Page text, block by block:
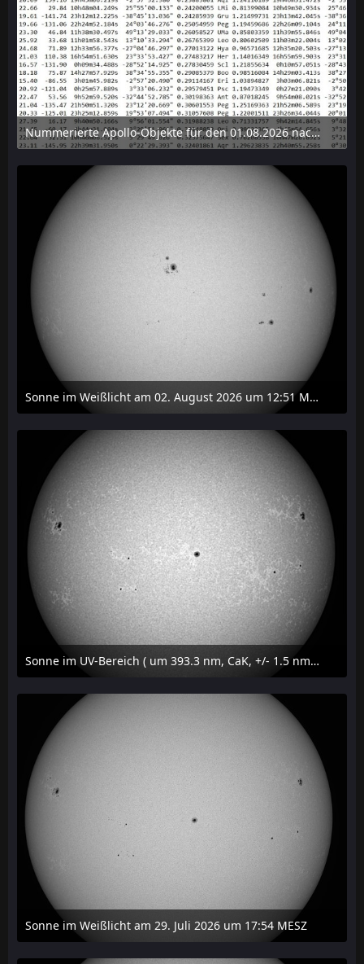
Nummerierte Apollo-Objekte für den 01.08.2026 nach Erdabstand sortiert, nur die ersten der 1910 Objekte angezeigt
6. August 2026 um 15:14
Sonne im Weißlicht am 02. August 2026 um 12:51 MESZ
2. August 2026 um 16:37
Sonne im UV-Bereich ( um 393.3 nm, CaK, +/- 1.5 nm) am 29. Juli 2026 um 17:59 MESZ
31. Juli 2026 um 20:03
Sonne im Weißlicht am 29. Juli 2026 um 17:54 MESZ
31. Juli 2026 um 20:03